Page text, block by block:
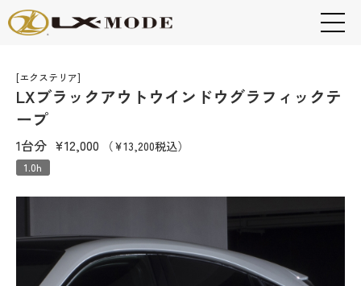
[エクステリア]
LXブラックアウトウインドウグラフィックテ
ープ
1台分 ¥12,000 （¥13,200税込）
1.0h